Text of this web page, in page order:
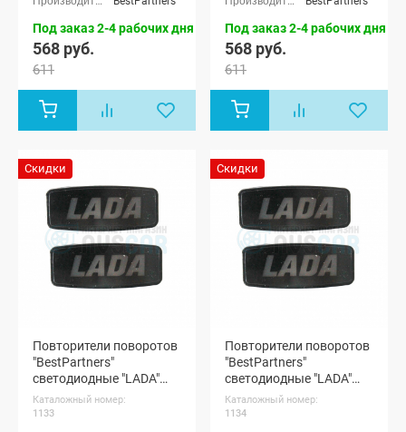
Под заказ 2-4 рабочих дня
568 руб.
611
Под заказ 2-4 рабочих дня
568 руб.
611
Скидки
Повторители поворотов
"BestPartners"
светодиодные "LADA"
(белые) (pg1133)
Каталожный номер:
1133
Скидки
Повторители поворотов
"BestPartners"
светодиодные "LADA"
(желтые) (pg1134)
Каталожный номер:
1134